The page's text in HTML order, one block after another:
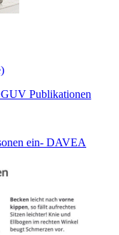
Publikationen
ein- DAVEA